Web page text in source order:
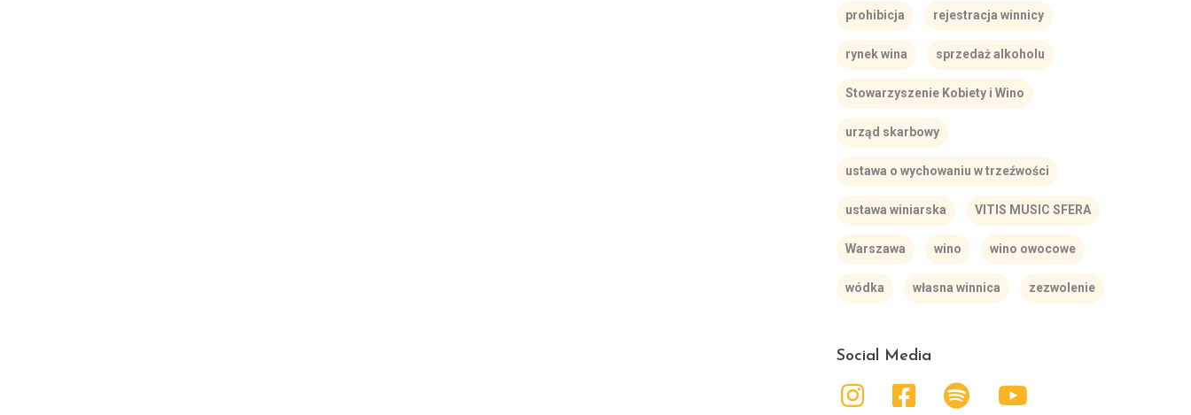
prohibicja rejestracja winnicy
rynek wina sprzedaż alkoholu
Stowarzyszenie Kobiety i Wino
urząd skarbowy
ustawa o wychowaniu w trzeźwości
ustawa winiarska VITIS MUSIC SFERA
Warszawa wino wino owocowe
wódka własna winnica zezwolenie
Social Media